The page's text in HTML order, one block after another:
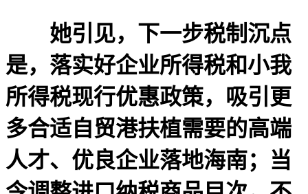
她引见，下一步税制沉点
是，落实好企业所得税和小我
所得税现行优惠政策，吸引更
多合适自贸港扶植需要的高端
人才、优良企业落地海南；当